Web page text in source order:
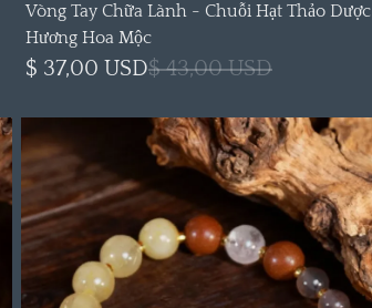
Vòng Tay Chữa Lành - Chuỗi Hạt Thảo Dược
Hương Hoa Mộc
$ 37,00 USD$ 43,00 USD